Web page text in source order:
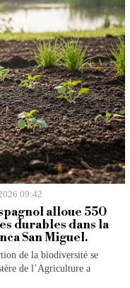
09:42
alloue 550
durables dans la
San Miguel.
de la biodiversité se
de l’Agriculture a